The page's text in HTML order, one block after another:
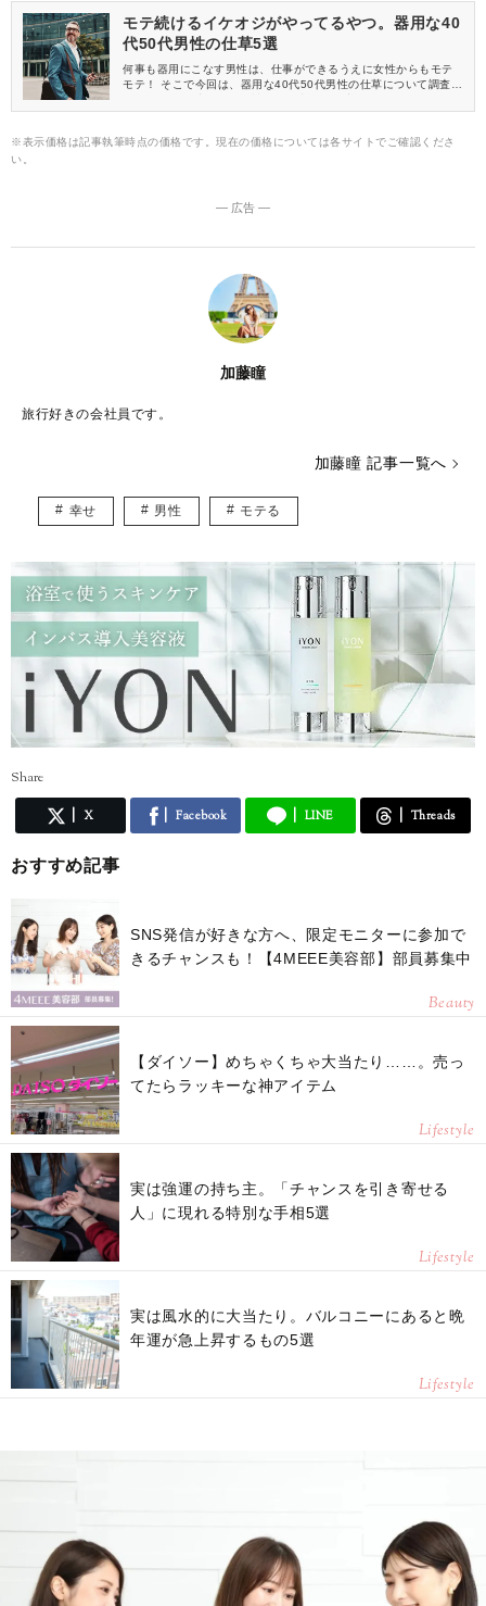
モテ続けるイケオジがやってるやつ。器用な40
代50代男性の仕草5選
何事も器用にこなす男性は、仕事ができるうえに女性からもモテ
モテ！ そこで今回は、器用な40代50代男性の仕草について調査を
※表示価格は記事執筆時点の価格です。現在の価格については各サイトでご確認くださ
い。
― 広告 ―
加藤瞳
旅行好きの会社員です。
加藤瞳 記事一覧へ
幸せ 男性 モテる
Share
X Facebook LINE Threads
おすすめ記事
SNS発信が好きな方へ、限定モニターに参加で
きるチャンスも！【4MEEE美容部】部員募集中
Beauty
【ダイソー】めちゃくちゃ大当たり……。売っ
てたらラッキーな神アイテム
Lifestyle
実は強運の持ち主。「チャンスを引き寄せる
人」に現れる特別な手相5選
Lifestyle
実は風水的に大当たり。バルコニーにあると晩
年運が急上昇するもの5選
Lifestyle